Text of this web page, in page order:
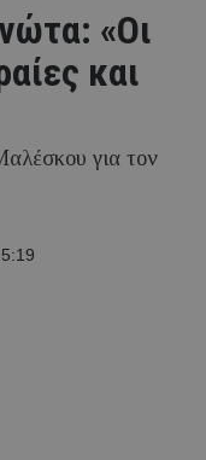
«Οι
και
για τον